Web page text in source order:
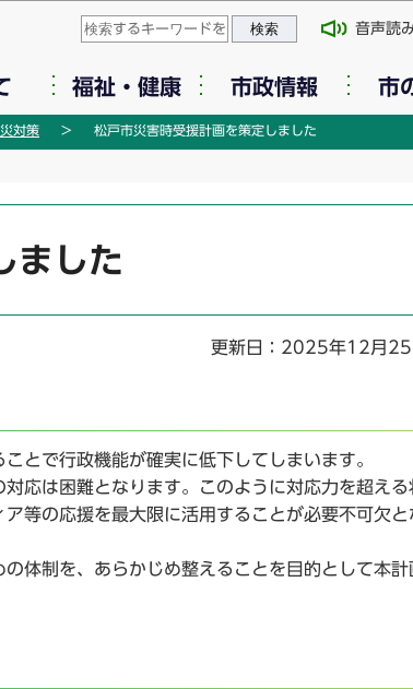
このページの本文へ移動
音声読
福祉・健康 市政情報 市
対策 松戸市災害時受援計画を策定しました
ました
更新日：2025年12月25
とで行政機能が確実に低下してしまいます。
応は困難となります。このように対応力を超える
等の応援を最大限に活用することが必要不可欠と
体制を、あらかじめ整えることを目的として本計